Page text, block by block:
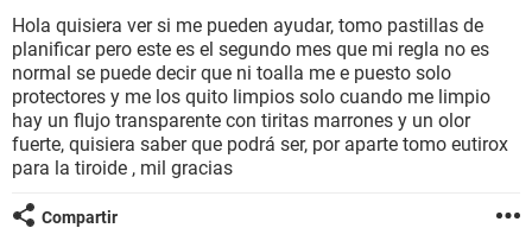
BIENESTAR
SEXUALIDAD
GLOSARIO
Hola quisiera ver si me pueden ayudar, tomo pastillas de
planificar pero este es el segundo mes que mi regla no es
normal se puede decir que ni toalla me e puesto solo
protectores y me los quito limpios solo cuando me limpio
hay un flujo transparente con tiritas marrones y un olor
fuerte, quisiera saber que podrá ser, por aparte tomo eutirox
para la tiroide , mil gracias
Compartir